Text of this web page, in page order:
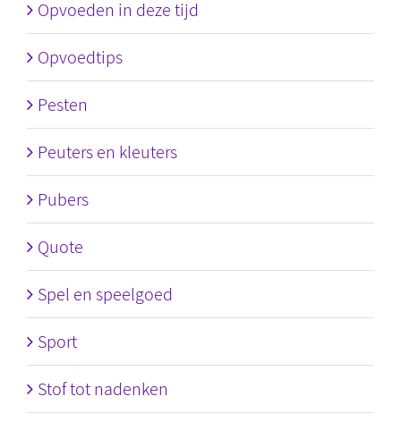
Opvoeden in deze tijd
Opvoedtips
Pesten
Peuters en kleuters
Pubers
Quote
Spel en speelgoed
Sport
Stof tot nadenken